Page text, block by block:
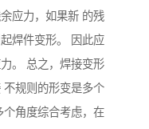
应力，如果新 的残
焊件变形。 因此应
。 总之，焊接变形
规则的形变是多个
个角度综合考虑，在